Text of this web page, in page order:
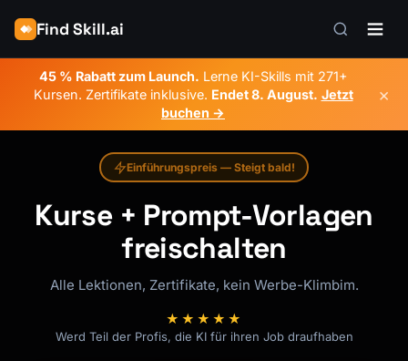
Find Skill.ai
45 % Rabatt zum Launch. Lerne KI-Skills mit 271+
Kursen. Zertifikate inklusive. Endet8. August. Jetzt
buchen →
×
Einführungspreis — Steigt bald!
Kurse + Prompt-Vorlagen
freischalten
Alle Lektionen, Zertifikate, kein Werbe-Klimbim.
★★★★★
Werd Teil der Profis, die KI für ihren Job draufhaben